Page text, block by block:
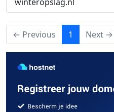
← Previous 1 (current)
Next →